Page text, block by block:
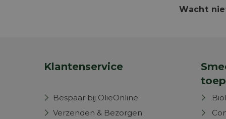
Wacht
Klantenservice
Bespaar bij OlieOnline
Verzenden & Bezorgen